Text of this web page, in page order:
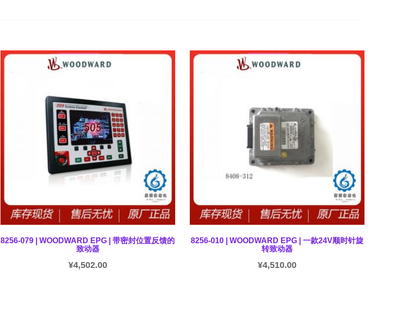
8256-079 | WOODWARD EPG | 带密封位置反馈的
致动器
¥4,502.00
8256-010 | WOODWARD EPG | 一款24V顺时针旋
转致动器
¥4,510.00